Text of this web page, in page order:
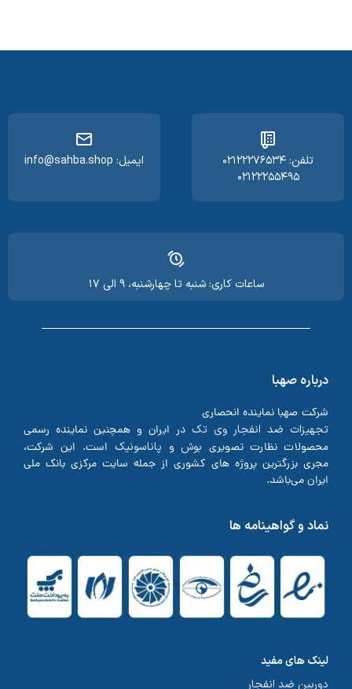
تلفن: ۰۲۱۲۲۲۷۶۵۳۴
۰۲۱۲۲۲۵۵۴۹۵
ایمیل: info@sahba.shop
ساعات کاری: شنبه تا چهارشنبه، ۹ الی ۱۷
درباره صهبا
شرکت صهبا نماینده انحصاری
تجهیزات ضد انفجار وی تک در ایران و همچنین نماینده رسمی
محصولات نظارت تصویری بوش و پاناسونیک است. این شرکت،
مجری بزرگترین پروژه های کشوری از جمله سایت مرکزی بانک ملی
ایران می‌باشد.
نماد و گواهینامه ها
لینک های مفید
دوربین ضد انفجار